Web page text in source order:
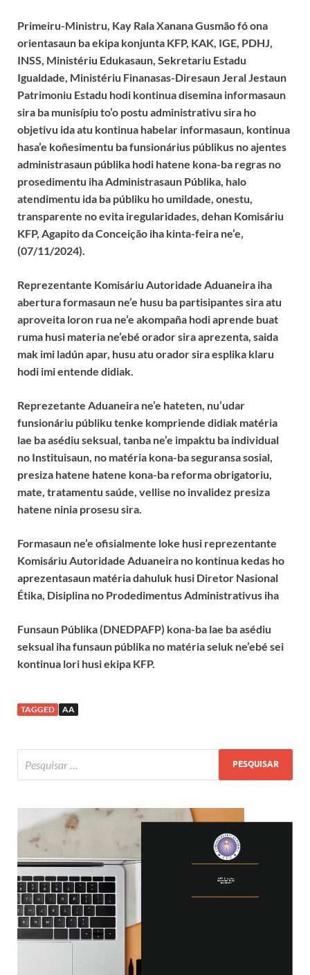
Primeiru-Ministru, Kay Rala Xanana Gusmão fó ona
orientasaun ba ekipa konjunta KFP, KAK, IGE, PDHJ,
INSS, Ministériu Edukasaun, Sekretariu Estadu
Igualdade, Ministériu Finanasas-Diresaun Jeral Jestaun
Patrimoniu Estadu hodi kontinua disemina informasaun
sira ba munisípiu to’o postu administrativu sira ho
objetivu ida atu kontinua habelar informasaun, kontinua
hasa’e koñesimentu ba funsionárius públikus no ajentes
administrasaun públika hodi hatene kona-ba regras no
prosedimentu iha Administrasaun Públika, halo
atendimentu ida ba públiku ho umildade, onestu,
transparente no evita iregularidades, dehan Komisáriu
KFP, Agapito da Conceição iha kinta-feira ne’e,
(07/11/2024).
Reprezentante Komisáriu Autoridade Aduaneira iha
abertura formasaun ne’e husu ba partisipantes sira atu
aproveita loron rua ne’e akompaña hodi aprende buat
ruma husi materia ne’ebé orador sira aprezenta, saida
mak imi ladún apar, husu atu orador sira esplika klaru
hodi imi entende didiak.
Reprezetante Aduaneira ne’e hateten, nu’udar
funsionáriu públiku tenke kompriende didiak matéria
lae ba asédiu seksual, tanba ne’e impaktu ba individual
no Instituisaun, no matéria kona-ba seguransa sosial,
presiza hatene hatene kona-ba reforma obrigatoriu,
mate, tratamentu saúde, vellise no invalidez presiza
hatene ninia prosesu sira.
Formasaun ne’e ofisialmente loke husi reprezentante
Komisáriu Autoridade Aduaneira no kontinua kedas ho
aprezentasaun matéria dahuluk husi Diretor Nasional
Étika, Disiplina no Prodedimentus Administrativus iha
Funsaun Públika (DNEDPAFP) kona-ba lae ba asédiu
seksual iha funsaun públika no matéria seluk ne’ebé sei
kontinua lori husi ekipa KFP.
TAGGED AA